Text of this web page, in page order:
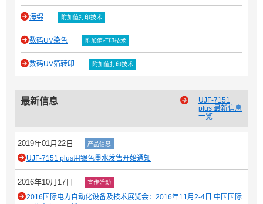
海绵 附加值打印技术
数码UV染色 附加值打印技术
数码UV箔转印 附加值打印技术
最新信息
UJF-7151
plus 最新信息
一览
2019年01月22日 产品信息
UJF-7151 plus用银色墨水发售开始通知
2016年10月17日 宣传活动
2016国际电力自动化设备及技术展览会：2016年11月2-4日 中国国际